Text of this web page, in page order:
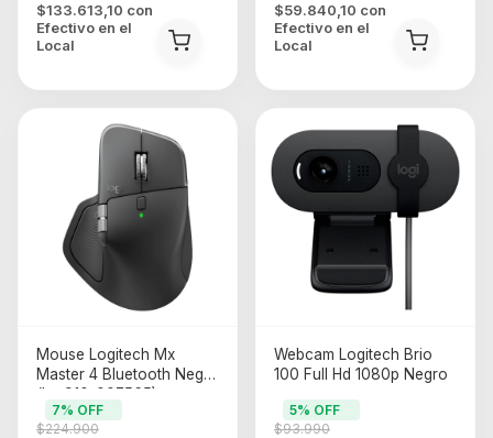
$133.613,10 con
Efectivo en el
Local
$59.840,10 con
Efectivo en el
Local
Mouse Logitech Mx
Master 4 Bluetooth Negro
(log910-007565)
$224.900
7% OFF
Webcam Logitech Brio
100 Full Hd 1080p Negro
$93.990
5% OFF